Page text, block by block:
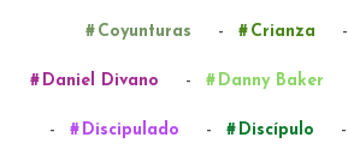
Coyunturas - Crianza -
Daniel Divano - Danny Baker
- Discipulado - Discípulo -